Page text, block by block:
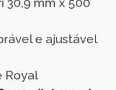
e ajustável
Royal